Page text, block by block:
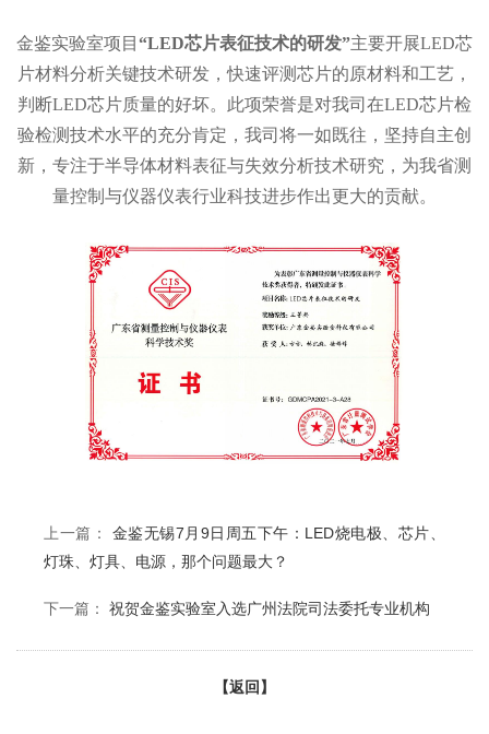
金鉴实验室项目 “LED芯片表征技术的研发”主要开展LED芯
片材料分析关键技术研发，快速评测芯片的原材料和工艺，
判断LED芯片质量的好坏。此项荣誉是对我司在LED芯片检
验检测技术水平的充分肯定，我司将一如既往，坚持自主创
新，专注于半导体材料表征与失效分析技术研究，为我省测
量控制与仪器仪表行业科技进步作出更大的贡献。
上一篇： 金鉴无锡7月9日周五下午：LED烧电极、芯片、
灯珠、灯具、电源，那个问题最大？
下一篇： 祝贺金鉴实验室入选广州法院司法委托专业机构
【返回】